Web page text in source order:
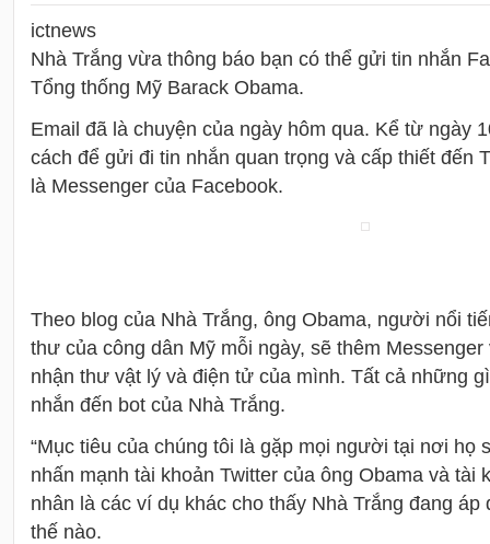
ictnews
Nhà Trắng vừa thông báo bạn có thể gửi tin nhắn
Tổng thống Mỹ Barack Obama.
Email đã là chuyện của ngày hôm qua. Kể từ ngày
cách để gửi đi tin nhắn quan trọng và cấp thiết đến
là Messenger của Facebook.
Theo blog của Nhà Trắng, ông Obama, người nổi
thư của công dân Mỹ mỗi ngày, sẽ thêm
nhận thư vật lý và điện tử của mình. Tất cả những
nhắn đến bot của Nhà Trắng.
“Mục tiêu của chúng tôi là gặp mọi người tại nơi họ
nhấn mạnh tài khoản Twitter của ông Obama và tài
nhân là các ví dụ khác cho thấy Nhà Trắng đang áp
thế nào.